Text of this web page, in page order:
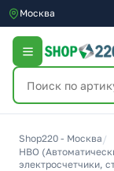
Москва
Shop220 - Москва /
НВО
электросчетчики,